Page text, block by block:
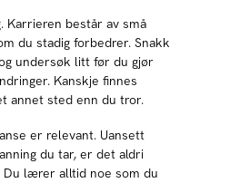
Karrieren består av små
du stadig forbedrer. Snakk
undersøk litt før du gjør
Kanskje finnes
annet sted enn du tror.
er relevant. Uansett
du tar, er det aldri
lærer alltid noe som du